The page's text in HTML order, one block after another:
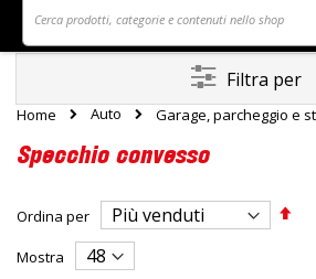
Home Auto Garage, parcheggio e
Specchio convesso
Ordina per
Mostra
Filtra per